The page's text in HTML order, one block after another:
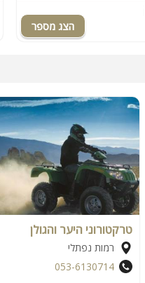
טרקטורוני היער והגולן
רמות נפתלי
053-6130714